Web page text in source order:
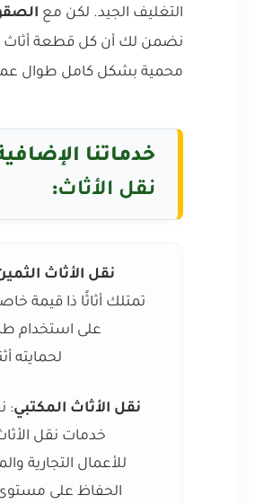
التغليف الجيد. لكن مع
نضمن لك أن كل قطعة
محمية بشكل كامل طوال
خدماتنا
نقل الأثاث:
نقل الأثاث
تمتلك أثاثًا ذا قيمة
على استخدام
لحمايته
نقل الأثاث المكتبي:
خدمات نقل
للأعمال التجارية
الحفاظ على